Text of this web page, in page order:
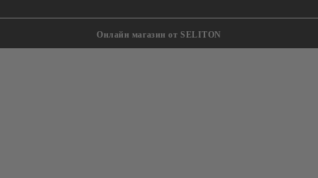
Онлайн магазин от SELITON